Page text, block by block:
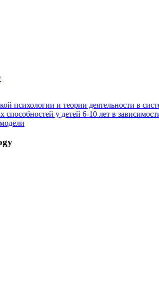
психологии и теории деятельности в
у детей 6-10 лет в